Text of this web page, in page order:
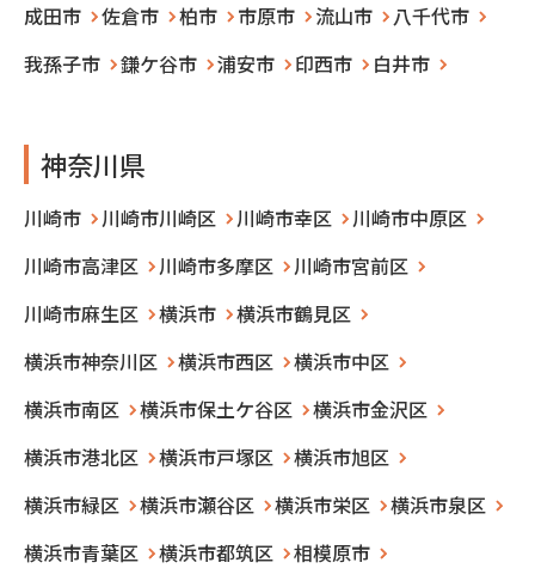
成田市
佐倉市 柏市 市原市 流山市
八千代市
我孫子市
鎌ケ谷市 浦安市 印西市 白井市
神奈川県
川崎市 川崎市川崎区 川崎市幸区
川崎市中原区
川崎市高津区
川崎市多摩区
川崎市宮前区
川崎市麻生区
横浜市
横浜市鶴見区
横浜市神奈川区
横浜市西区
横浜市中区
横浜市南区
横浜市保土ケ谷区
横浜市金沢区
横浜市港北区
横浜市戸塚区
横浜市旭区
横浜市緑区
横浜市瀬谷区 横浜市栄区
横浜市泉区
横浜市青葉区
横浜市都筑区
相模原市